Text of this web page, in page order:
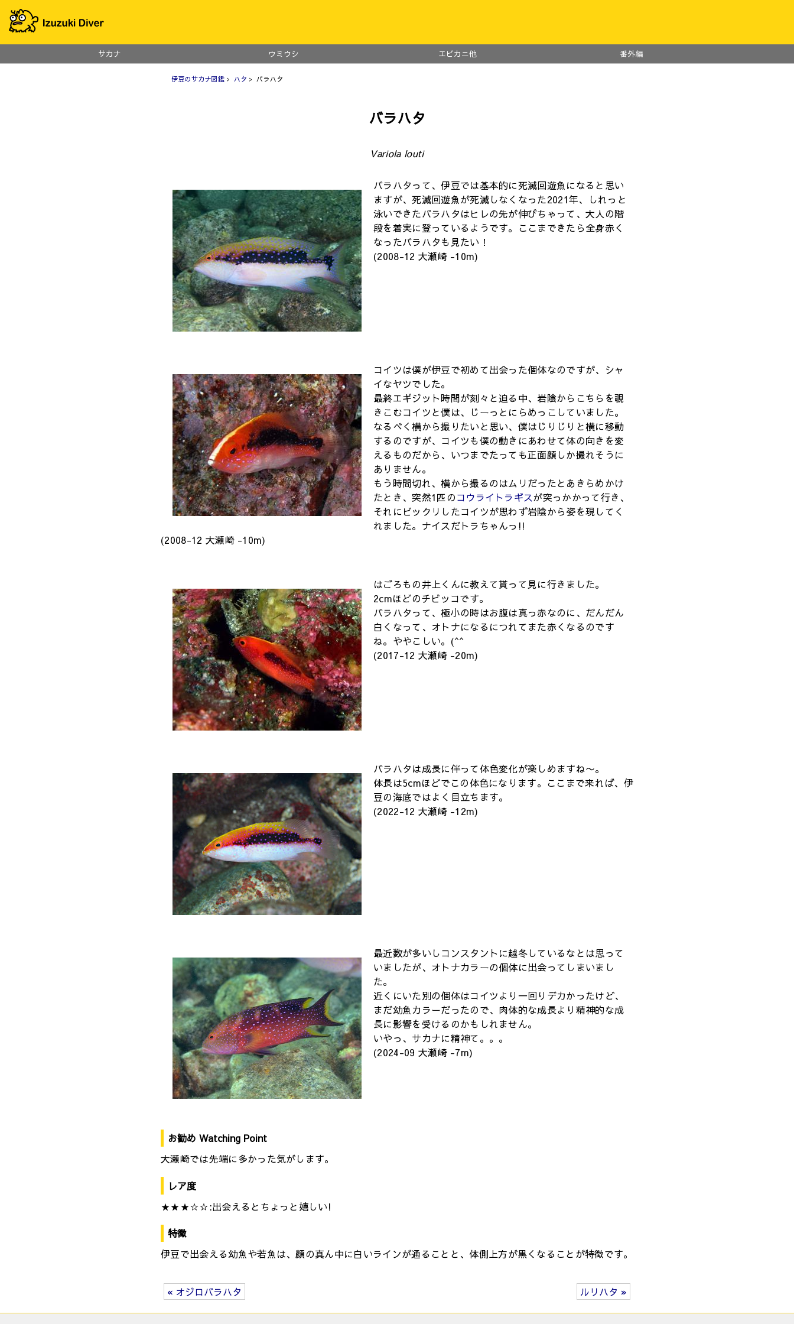
サカナ ウミウシ エビカニ他 番外編
伊豆のサカナ図鑑> ハタ > バラハタ
バラハタ
Variola louti
バラハタって、伊豆では基本的に死滅回遊魚になると思い
ますが、死滅回遊魚が死滅しなくなった2021年、しれっと
泳いできたバラハタはヒレの先が伸びちゃって、大人の階
段を着実に登っているようです。ここまできたら全身赤く
なったバラハタも見たい！
(2008-12 大瀬崎 -10m)
コイツは僕が伊豆で初めて出会った個体なのですが、シャ
イなヤツでした。
最終エギジット時間が刻々と迫る中、岩陰からこちらを覗
きこむコイツと僕は、じーっとにらめっこしていました。
なるべく横から撮りたいと思い、僕はじりじりと横に移動
するのですが、コイツも僕の動きにあわせて体の向きを変
えるものだから、いつまでたっても正面顔しか撮れそうに
ありません。
もう時間切れ、横から撮るのはムリだったとあきらめかけ
たとき、突然1匹のコウライトラギスが突っかかって行き、
それにビックリしたコイツが思わず岩陰から姿を現してく
れました。ナイスだトラちゃんっ!!
(2008-12 大瀬崎 -10m)
はごろもの井上くんに教えて貰って見に行きました。
2cmほどのチビッコです。
バラハタって、極小の時はお腹は真っ赤なのに、だんだん
白くなって、オトナになるにつれてまた赤くなるのです
ね。ややこしい。(^^
(2017-12 大瀬崎 -20m)
バラハタは成長に伴って体色変化が楽しめますね〜。
体長は5cmほどでこの体色になります。ここまで来れば、伊
豆の海底ではよく目立ちます。
(2022-12 大瀬崎 -12m)
最近数が多いしコンスタントに越冬しているなとは思って
いましたが、オトナカラーの個体に出会ってしまいまし
た。
近くにいた別の個体はコイツより一回りデカかったけど、
まだ幼魚カラーだったので、肉体的な成長より精神的な成
長に影響を受けるのかもしれません。
いやっ、サカナに精神て。。。
(2024-09 大瀬崎 -7m)
お勧め Watching Point
大瀬崎では先端に多かった気がします。
レア度
★★★☆☆:出会えるとちょっと嬉しい!
特徴
伊豆で出会える幼魚や若魚は、顔の真ん中に白いラインが通ることと、体側上方が黒くなることが特徴です。
« オジロバラハタ ルリハタ »